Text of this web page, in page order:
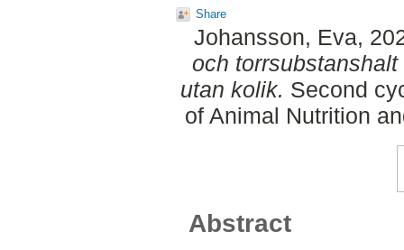
Share
Johansson, Eva,
och
utan kolik. Second
of Animal Nutrition
Abstract